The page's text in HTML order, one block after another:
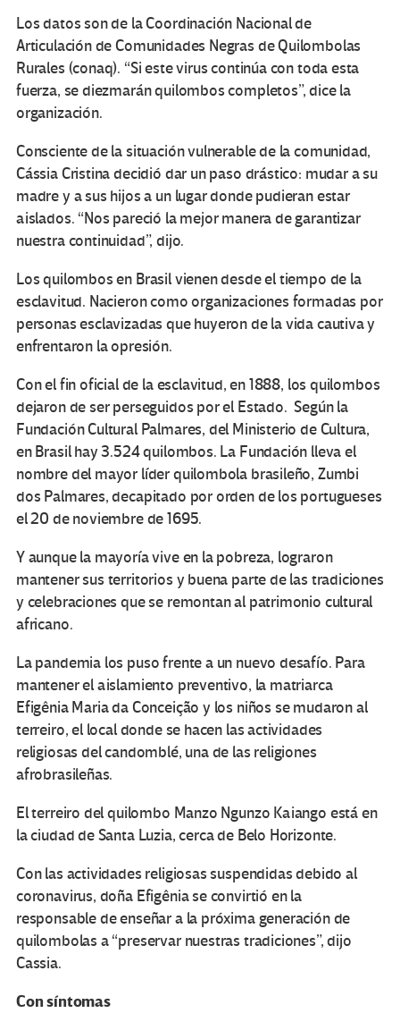
Los datos son de la Coordinación Nacional de
Articulación de Comunidades Negras de Quilombolas
Rurales (conaq). “Si este virus continúa con toda esta
fuerza, se diezmarán quilombos completos”, dice la
organización.
Consciente de la situación vulnerable de la comunidad,
Cássia Cristina decidió dar un paso drástico: mudar a su
madre y a sus hijos a un lugar donde pudieran estar
aislados. “Nos pareció la mejor manera de garantizar
nuestra continuidad”, dijo.
Los quilombos en Brasil vienen desde el tiempo de la
esclavitud. Nacieron como organizaciones formadas por
personas esclavizadas que huyeron de la vida cautiva y
enfrentaron la opresión.
Con el fin oficial de la esclavitud, en 1888, los quilombos
dejaron de ser perseguidos por el Estado. Según la
Fundación Cultural Palmares, del Ministerio de Cultura,
en Brasil hay 3.524 quilombos. La Fundación lleva el
nombre del mayor líder quilombola brasileño, Zumbi
dos Palmares, decapitado por orden de los portugueses
el 20 de noviembre de 1695.
Y aunque la mayoría vive en la pobreza, lograron
mantener sus territorios y buena parte de las tradiciones
y celebraciones que se remontan al patrimonio cultural
africano.
La pandemia los puso frente a un nuevo desafío. Para
mantener el aislamiento preventivo, la matriarca
Efigênia Maria da Conceição y los niños se mudaron al
terreiro, el local donde se hacen las actividades
religiosas del candomblé, una de las religiones
afrobrasileñas.
El terreiro del quilombo Manzo Ngunzo Kaiango está en
la ciudad de Santa Luzia, cerca de Belo Horizonte.
Con las actividades religiosas suspendidas debido al
coronavirus, doña Efigênia se convirtió en la
responsable de enseñar a la próxima generación de
quilombolas a “preservar nuestras tradiciones”, dijo
Cassia.
Con síntomas